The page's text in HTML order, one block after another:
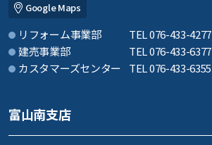
Google Maps
リフォーム事業部
TEL 076-433-4277
建売事業部
TEL 076-433-6377
カスタマーズセンター
TEL 076-433-6355
富山南支店